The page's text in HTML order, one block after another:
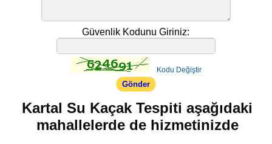
Güvenlik Kodunu Giriniz:
Kodu Değiştir
Kartal Su Kaçak Tespiti aşağıdaki
mahallelerde de hizmetinizde